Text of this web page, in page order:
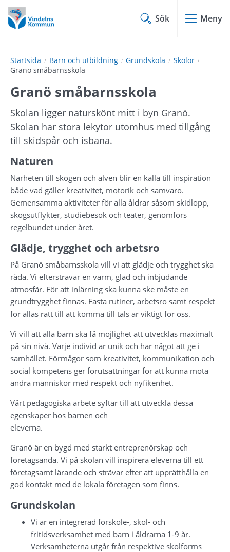
Hoppa
till
innehåll
Hoppa
till
undermeny
Sök Meny
Startsida Barn och utbildning Grundskola
Skolor
Granö småbarnsskola
Granö småbarnsskola
Skolan ligger naturskönt mitt i byn Granö.
Skolan har stora lekytor utomhus med tillgång
till skidspår och isbana.
Naturen
Närheten till skogen och älven blir en källa till inspiration
både vad gäller kreativitet, motorik och samvaro.
Gemensamma aktiviteter för alla åldrar såsom skidlopp,
skogsutflykter, studiebesök och teater, genomförs
regelbundet under året.
Glädje, trygghet och arbetsro
På Granö småbarnsskola vill vi att glädje och trygghet ska
råda. Vi eftersträvar en varm, glad och inbjudande
atmosfär. För att inlärning ska kunna ske måste en
grundtrygghet finnas. Fasta rutiner, arbetsro samt respekt
för allas rätt till att komma till tals är viktigt för oss.
Vi vill att alla barn ska få möjlighet att utvecklas maximalt
på sin nivå. Varje individ är unik och har något att ge i
samhället. Förmågor som kreativitet, kommunikation och
social kompetens ger förutsättningar för att kunna möta
andra människor med respekt och nyfikenhet.
Vårt pedagogiska arbete syftar till att utveckla dessa
egenskaper hos barnen och
eleverna.
Granö är en bygd med starkt entreprenörskap och
företagsanda. Vi på skolan vill inspirera eleverna till ett
företagsamt lärande och strävar efter att upprätthålla en
god kontakt med de lokala företagen som finns.
Grundskolan
Vi är en integrerad förskole-, skol- och
fritidsverksamhet med barn i åldrarna 1-9 år.
Verksamheterna utgår från respektive skolforms